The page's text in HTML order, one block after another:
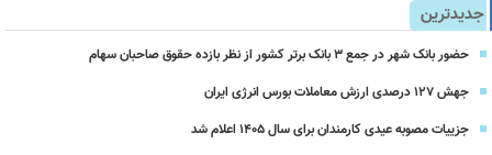
جدیدترین
حضور بانک شهر در جمع ۳ بانک برتر کشور از نظر بازده حقوق صاحبان سهام
جهش ۱۲۷ درصدی ارزش معاملات بورس انرژی ایران
جزییات مصوبه عیدی کارمندان برای سال 1405 اعلام شد